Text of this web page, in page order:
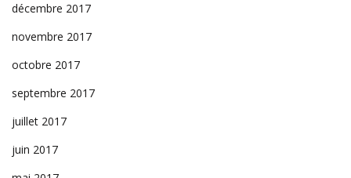
décembre 2017
novembre 2017
octobre 2017
septembre 2017
juillet 2017
juin 2017